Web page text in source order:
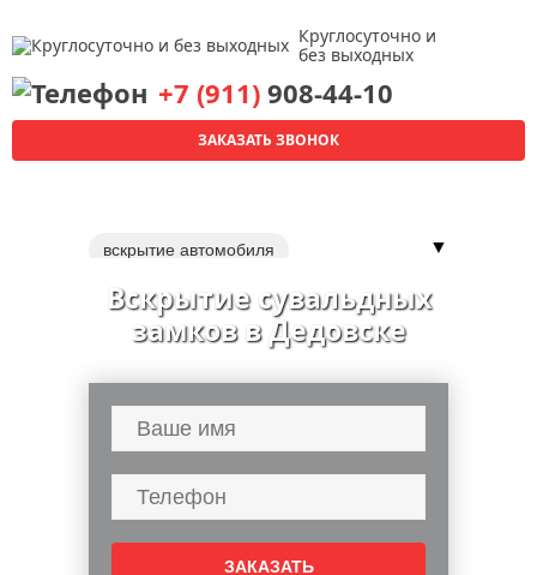
Круглосуточно и
без выходных
+7 (911) 908-44-10
ЗАКАЗАТЬ ЗВОНОК
вскрытие автомобиля
вскрытие квартир
ремонт дверных замков
замена дверных замков
перекодировка замка
▼
Вскрытие сувальдных
замков в Дедовске